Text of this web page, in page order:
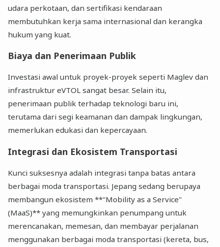
udara perkotaan, dan sertifikasi kendaraan
membutuhkan kerja sama internasional dan kerangka
hukum yang kuat.
Biaya dan Penerimaan Publik
Investasi awal untuk proyek-proyek seperti Maglev dan
infrastruktur eVTOL sangat besar. Selain itu,
penerimaan publik terhadap teknologi baru ini,
terutama dari segi keamanan dan dampak lingkungan,
memerlukan edukasi dan kepercayaan.
Integrasi dan Ekosistem Transportasi
Kunci suksesnya adalah integrasi tanpa batas antara
berbagai moda transportasi. Jepang sedang berupaya
membangun ekosistem **"Mobility as a Service"
(MaaS)** yang memungkinkan penumpang untuk
merencanakan, memesan, dan membayar perjalanan
menggunakan berbagai moda transportasi (kereta, bus,